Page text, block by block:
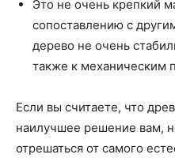
Это не очень крепкий
сопоставлению с
дерево не очень
также к механическим
Если вы считаете, что
наилучшее решение вам,
отрешаться от самого